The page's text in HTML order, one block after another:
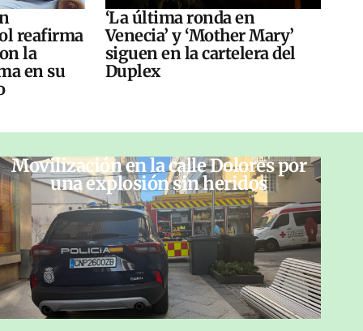
reafirma
la
en su
‘La última ronda en
Venecia’ y ‘Mother Mary’
siguen en la cartelera del
Duplex
Movilización en la calle Dolores por
una explosión sin heridos